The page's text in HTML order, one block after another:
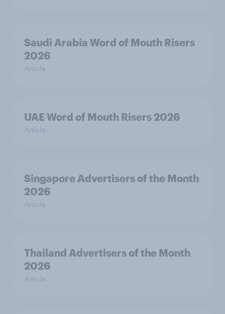
Saudi Arabia Word of Mouth Risers
2026
Article
UAE Word of Mouth Risers 2026
Article
Singapore Advertisers of the Month
2026
Article
Thailand Advertisers of the Month
2026
Article